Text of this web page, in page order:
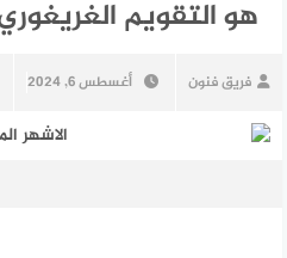
هو التقويم
فريق فنون أغسطس 6, 2024